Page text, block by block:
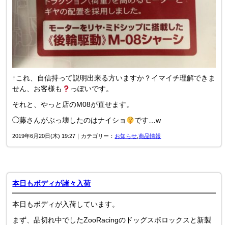
↑これ、自信持って説明出来る方いますか？イマイチ理解できま
せん、お客様も
っぽいです。
それと、やっと店のM08が直せます。
◯藤さんがぶっ壊したのはナイショ
です…w
2019年6月20日(木) 19:27｜カテゴリー： お知らせ ,商品情報
本日もボディが諸々入荷
本日もボディが入荷しています。
まず、品切れ中でしたZooRacingのドッグスボロックスと新製